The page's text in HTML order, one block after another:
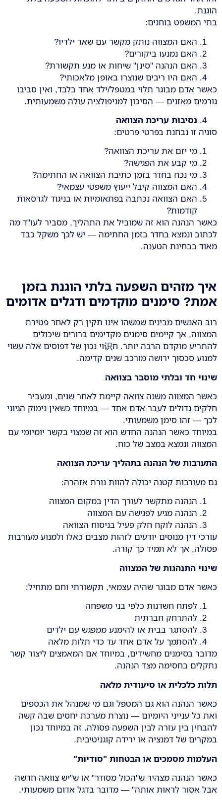
הוגנת.
בתי המשפט בוחנים:
האם המצווה נותק מקשר עם שאר ילדיו?
האם נמנעו ביקורים?
האם הנהנה "סינן" שיחות או מנע תקשורת?
האם היו ריבים שנוצרו באופן מלאכותי?
כאשר אדם מבוגר תלוי במטפל/ילד אחד בלבד, ואין סביבו
גורמים מאזנים — הסיכון למניפולציה עולה משמעותית.
נסיבות עריכת הצוואה
סוגיה זו נבחנת בפרטי פרטים:
מי יזם את עריכת הצוואה?
מי קבע את הפגישה?
מי נכח בחדר בזמן כתיבת הצוואה או החתימה?
האם המצווה קיבל ייעוץ משפטי עצמאי?
האם הצוואה נכתבה בפתאומיות או בניגוד לגרסאות
קודמות?
כאשר הנהנה הוא זה שמוביל את התהליך, מסביר לעו"ד מה
לכתוב ונמצא בחדר בזמן החתימה — יש לכך משקל כבד
מאוד בבחינת הטענה.
איך מזהים השפעה בלתי הוגנת בזמן
אמת? סימנים מוקדמים ודגלים אדומים
רוב האנשים מבינים שמשהו אינו תקין רק לאחר פטירת
המצווה, אך קיימים סימנים מקדימים ברורים שיכולים
להתריע מוקדם הרבה יותר. ח识וי נכון של דפוסים אלה עשוי
למנוע סכסוך ירושה מורכב שנים קדימה.
שינוי חד ובלתי מוסבר בצוואה
כאשר המצווה משנה צוואה קיימת לאחר שנים, ומעביר
חלקים גדולים לעבר אדם אחד — במיוחד כשאין נימוק הגיוני
לכך — זהו סימן משמעותי.
במיוחד כאשר הנהנה החדש הוא זה שמצוי בקשר יומיומי עם
המצווה ונמצא במצב של כוח.
התערבות של הנהנה בתהליך עריכת הצוואה
גם מעורבות קטנה יכולה להוות נורת אזהרה:
הנהנה מתקשר לעורך הדין במקום המצווה
הנהנה מגיע לפגישה עם המצווה
הנהנה לוקח חלק פעיל בניסוח הצוואה
עורכי דין מנוסים יודעים לזהות מצבים כאלו ולמנוע מעורבות
פסולה, אך לא תמיד כך קורה.
שינוי התנהגות של המצווה
כאשר אדם מבוגר שהיה עצמאי, תקשורתי וחם מתחיל:
לפתח חשדנות כלפי בני משפחה
להתרחק חברתית
להסתגר בבית או להימנע ממפגש עם ילדים
להסתמך על אדם אחד עד כדי תלות מלאה
מדובר בסימנים מחשידים, במיוחד אם המאמצים ליצור קשר
נתקלים בחסימה מצד הנהנה.
תלות כלכלית או סיעודית מלאה
כאשר הנהנה הוא גם המטפל וגם מי שמנהל את הכספים
ואת כל ענייני היומיום — נוצרת מערכת יחסים שבה קשה
להבחין בין עזרה לבין השפעה פסולה. זה במיוחד נכון
במקרים של דמנציה או ירידה קוגניטיבית.
העלמות מסמכים או הבטחות "סודיות"
כאשר הנהנה מצהיר ש"הכול מסודר" או ש"יש צוואה חדשה
אבל אסור לראות אותה" — מדובר בדגל אדום משמעותי.